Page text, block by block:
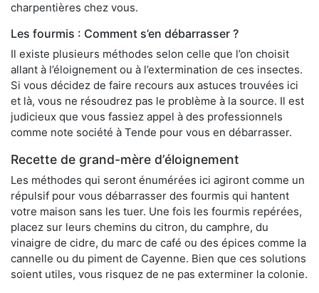
charpentières chez vous.
Les fourmis : Comment s’en débarrasser ?
Il existe plusieurs méthodes selon celle que l’on choisit
allant à l’éloignement ou à l’extermination de ces insectes.
Si vous décidez de faire recours aux astuces trouvées ici
et là, vous ne résoudrez pas le problème à la source. Il est
judicieux que vous fassiez appel à des professionnels
comme note société à Tende pour vous en débarrasser.
Recette de grand-mère d’éloignement
Les méthodes qui seront énumérées ici agiront comme un
répulsif pour vous débarrasser des fourmis qui hantent
votre maison sans les tuer. Une fois les fourmis repérées,
placez sur leurs chemins du citron, du camphre, du
vinaigre de cidre, du marc de café ou des épices comme la
cannelle ou du piment de Cayenne. Bien que ces solutions
soient utiles, vous risquez de ne pas exterminer la colonie.